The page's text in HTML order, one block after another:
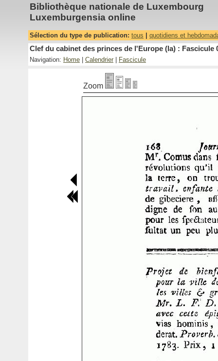
Bibliothèque nationale de Luxembourg
Luxemburgensia online
Sélection du type de publication: tous quotidiens et
Clef du cabinet des princes de l'Europe (la) : Fascicule
Navigation: Home Calendrier Fascicule
Zoom